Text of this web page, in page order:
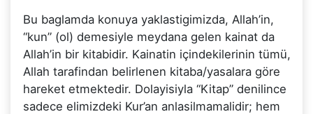
Bu baglamda konuya yaklastigimizda, Allah’in,
“kun” (ol) demesiyle meydana gelen kainat da
Allah’in bir kitabidir. Kainatin içindekilerinin tümü,
Allah tarafindan belirlenen kitaba/yasalara göre
hareket etmektedir. Dolayisiyla “Kitap” denilince
sadece elimizdeki Kur’an anlasilmamalidir; hem